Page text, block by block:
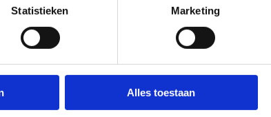
Statistieken Marketing
Alles toestaan
011 30 08 00
Stuur een bericht